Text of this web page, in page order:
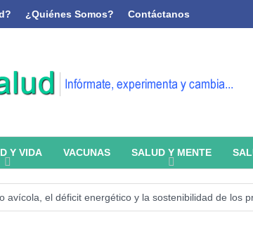
¿Quiénes Somos? Contáctanos
Y VIDA VACUNAS SALUD Y MENTE
el déficit energético y la sostenibilidad de los